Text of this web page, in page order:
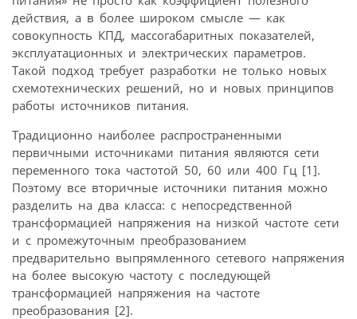
действия, а в более широком смысле — как
совокупность КПД, массогабаритных показателей,
эксплуатационных и электрических параметров.
Такой подход требует разработки не только новых
схемотехнических решений, но и новых принципов
работы источников питания.
Традиционно наиболее распространенными
первичными источниками питания являются сети
переменного тока частотой 50, 60 или 400 Гц [1].
Поэтому все вторичные источники питания можно
разделить на два класса: с непосредственной
трансформацией напряжения на низкой частоте сети
и с промежуточным преобразованием
предварительно выпрямленного сетевого напряжения
на более высокую частоту с последующей
трансформацией напряжения на частоте
преобразования [2].